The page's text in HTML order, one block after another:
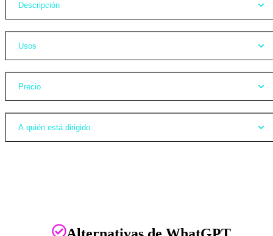
Descripción
Usos
Precio
A quién está dirigido